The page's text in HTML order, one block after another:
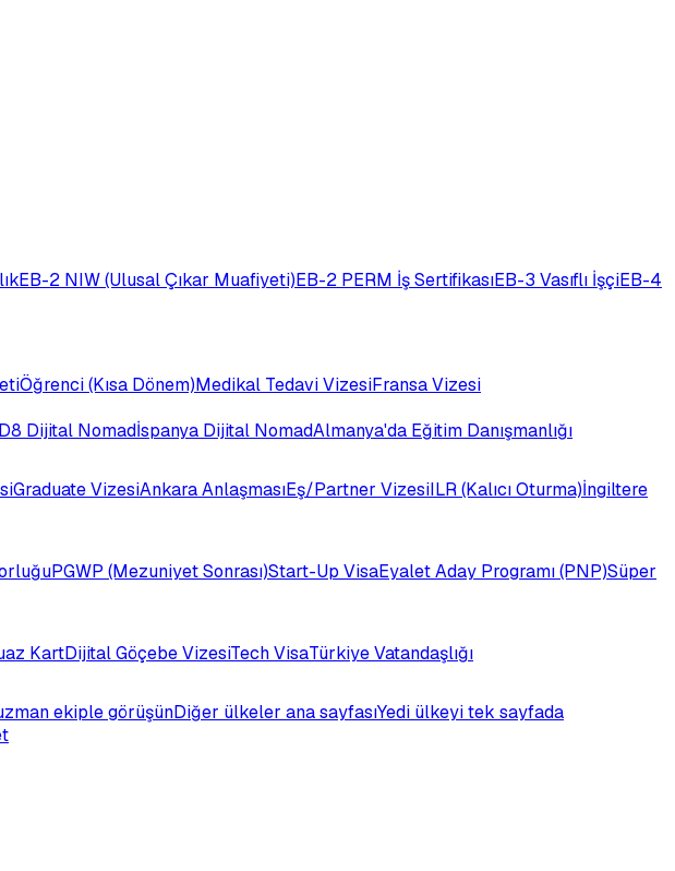
EB-2 NIW (Ulusal Çıkar Muafiyeti)EB-2 PERM İş SertifikasıEB-3 Vasıflı İşçiEB-4
Öğrenci (Kısa Dönem)Medikal Tedavi VizesiFransa Vizesi
Dijital Nomadİspanya Dijital NomadAlmanya'da Eğitim Danışmanlığı
Graduate VizesiAnkara AnlaşmasıEş/Partner VizesiILR (Kalıcı Oturma)İngiltere
PGWP (Mezuniyet Sonrası)Start-Up VisaEyalet Aday Programı (PNP)Süper
KartDijital Göçebe VizesiTech VisaTürkiye Vatandaşlığı
ekiple görüşünDiğer ülkeler ana sayfasıYedi ülkeyi tek sayfada